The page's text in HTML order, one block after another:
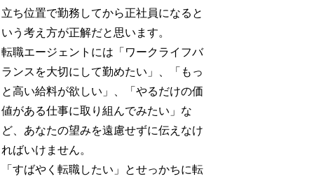
立ち位置で勤務してから正社員になると
いう考え方が正解だと思います。
転職エージェントには「ワークライフバ
ランスを大切にして勤めたい」、「もっ
と高い給料が欲しい」、「やるだけの価
値がある仕事に取り組んでみたい」な
ど、あなたの望みを遠慮せずに伝えなけ
ればいけません。
「すばやく転職したい」とせっかちに転